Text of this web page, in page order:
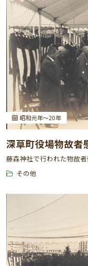
昭和元年～20年
深草町役場物故者
藤森神社で行われた物故
その他